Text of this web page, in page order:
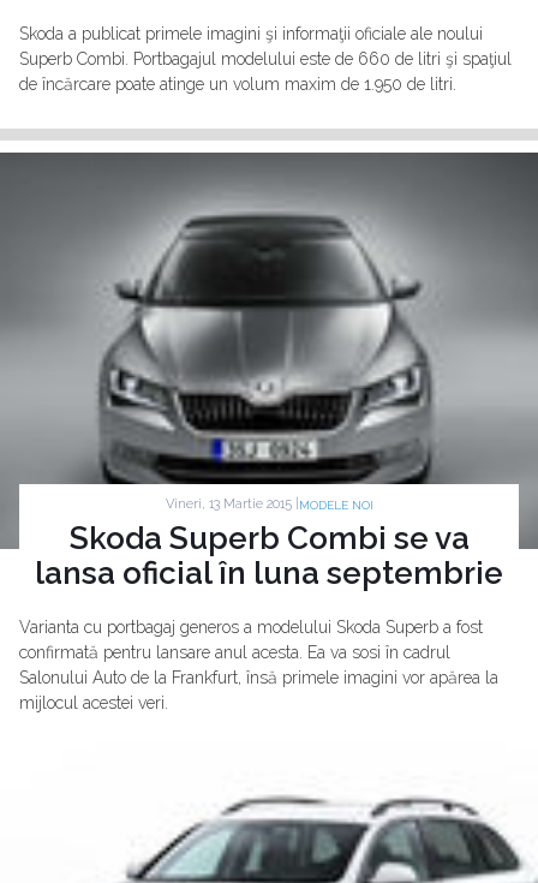
Skoda a publicat primele imagini şi informaţii oficiale ale noului
Superb Combi. Portbagajul modelului este de 660 de litri şi spaţiul
de încărcare poate atinge un volum maxim de 1.950 de litri.
Vineri, 13 Martie 2015 | MODELE NOI
Skoda Superb Combi se va
lansa oficial în luna septembrie
Varianta cu portbagaj generos a modelului Skoda Superb a fost
confirmată pentru lansare anul acesta. Ea va sosi în cadrul
Salonului Auto de la Frankfurt, însă primele imagini vor apărea la
mijlocul acestei veri.